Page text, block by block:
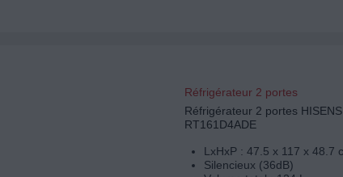
Réfrigérateur 2 portes
Réfrigérateur 2 portes
RT161D4ADE
LxHxP : 47.5 x 117 x 48.7
Silencieux (36dB)